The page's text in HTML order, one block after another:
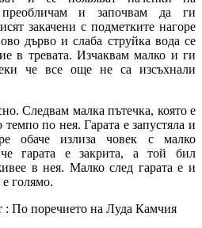
и започвам да ги
закачени с подметките нагоре
дърво и слаба струйка вода се
в тревата. Изчаквам малко и ги
че все още не са изсъхнали
Следвам малка пътечка, която е
по нея. Гарата е запустяла и
обаче излиза човек с малко
гарата е закрита, а той бил
в нея. Малко след гарата е и
голямо.